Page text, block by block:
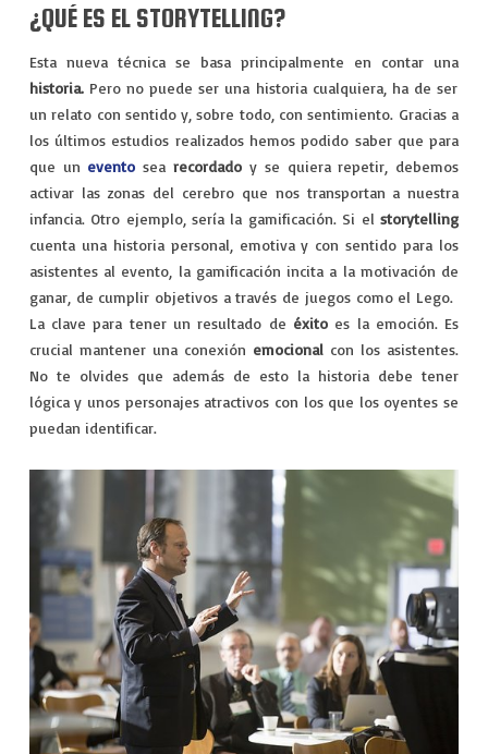
MERCHANDISING
VIAJES
EXPERIENCIAS
¿QUÉ ES EL STORYTELLING?
Esta nueva técnica se basa principalmente en contar una
historia.Pero no puede ser una historia cualquiera, ha de ser
un relato con sentido y, sobre todo, con sentimiento. Gracias a
los últimos estudios realizados hemos podido saber que para
que un evento searecordado y se quiera repetir, debemos
activar las zonas del cerebro que nos transportan a nuestra
infancia. Otro ejemplo, sería la gamificación. Si elstorytelling
cuenta una historia personal, emotiva y con sentido para los
asistentes al evento, la gamificación incita a la motivación de
ganar, de cumplir objetivos a través de juegos como el Lego.
La clave para tener un resultado de éxitoes la emoción. Es
crucial mantener una conexión emocional con los asistentes.
No te olvides que además de esto la historia debe tener
lógica y unos personajes atractivos con los que los oyentes se
puedan identificar.